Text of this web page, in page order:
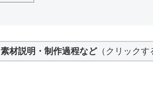
素材説明・制作過程など（クリックす